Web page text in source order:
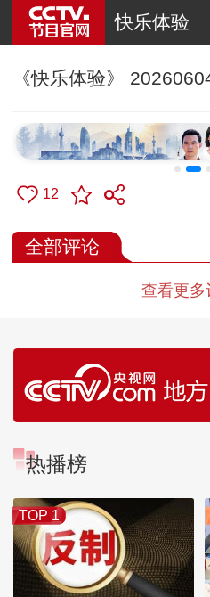
快乐体验
《快乐体验》
12
全部评论
查看更多
热播榜
TOP 1